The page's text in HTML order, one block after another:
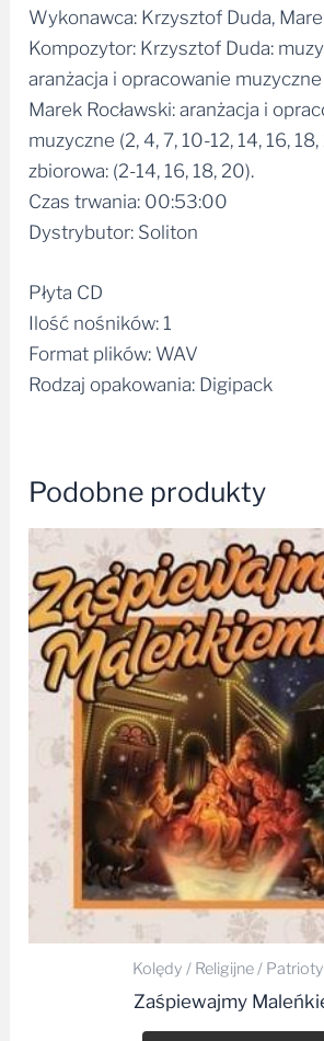
Wykonawca: Krzysztof Duda,
Kompozytor: Krzysztof Duda:
aranżacja i opracowanie muzyczne
Marek Rocławski: aranżacja i
muzyczne (2, 4, 7, 10-12, 14, 16,
zbiorowa: (2-14, 16, 18, 20).
Czas trwania: 00:53:00
Dystrybutor: Soliton
Płyta CD
Ilość nośników: 1
Format plików: WAV
Rodzaj opakowania: Digipack
Podobne produkty
Kolędy / Religijne /
Zaśpiewajmy